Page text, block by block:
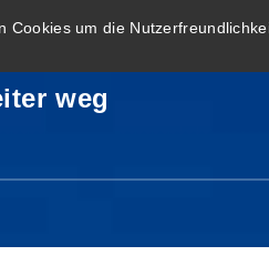
Cookies um die
weg